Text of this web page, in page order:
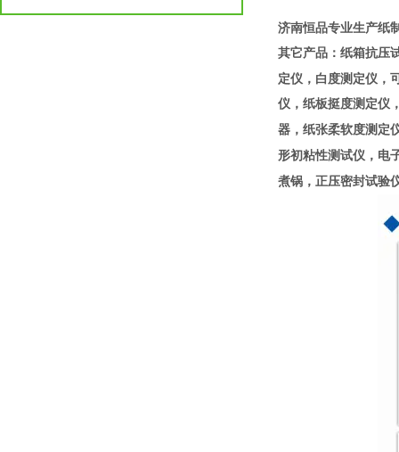
济南恒品专业生产纸
其它产品：纸箱抗压
定仪，白度测定仪，
仪，纸板挺度测定仪
器，纸张柔软度测定
形初粘性测试仪，电
煮锅，正压密封试验